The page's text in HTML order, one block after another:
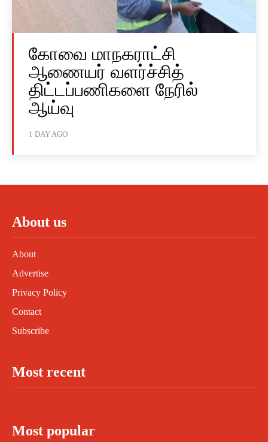
கோவை மாநகராட்சி
ஆணையர் வளர்ச்சித்
திட்டப்பணிகளை நேரில்
ஆய்வு
1 DAY AGO
About us
About
Advertise
Privacy Policy
Contact
Subscribe
Most recent
Most popular